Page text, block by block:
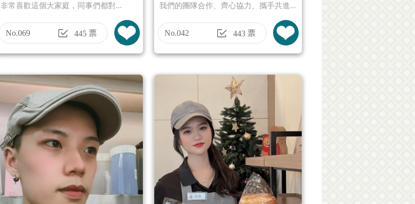
非常喜歡這個大家庭，同事們都對...
No.069 445票
我們的團隊合作、齊心協力、攜手共進...
No.042 443票